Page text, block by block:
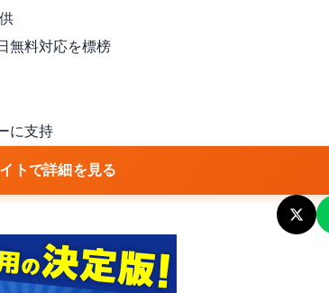
無料対応を標榜
に支持
トで詳細を見る